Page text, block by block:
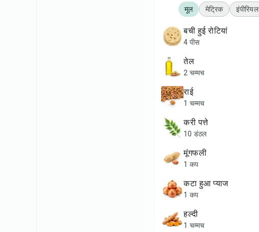
मूल मेट्रिक इंपीरियल
बची हुई रोटियां
4 पीस
तेल
2 चम्मच
राई
1 चम्मच
करी पत्ते
10 डंठल
मूंगफली
1 कप
कटा हुआ प्याज
1 कप
हल्दी
1 चम्मच